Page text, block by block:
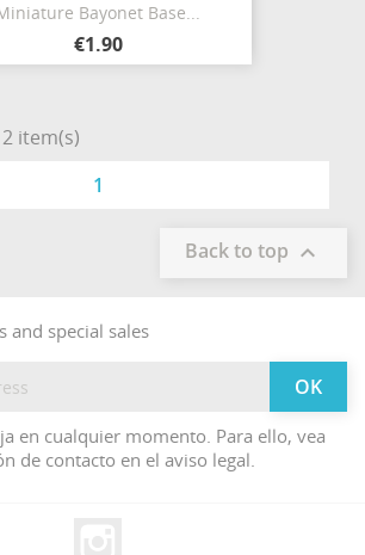
Bayonet Base...
€1.90
item(s)
1
Back to top 
and special sales
en cualquier momento. Para ello, vea
de contacto en el aviso legal.